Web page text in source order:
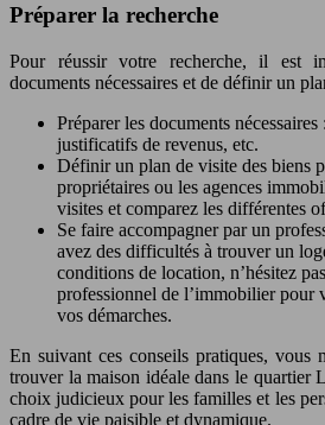
Préparer la recherche
Pour réussir votre recherche, il est
documents nécessaires et de définir un
Préparer les documents nécessaires
justificatifs de revenus, etc.
Définir un plan de visite des biens
propriétaires ou les agences
visites et comparez les différentes
Se faire accompagner par un
avez des difficultés à trouver un
conditions de location, n’hésitez
professionnel de l’immobilier pour
vos démarches.
En suivant ces conseils pratiques, vous
trouver la maison idéale dans le quartier
choix judicieux pour les familles et les
cadre de vie paisible et dynamique.